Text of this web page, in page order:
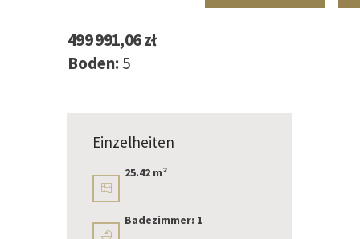
499 991,06 zł
Boden: 5
Einzelheiten
25.42 m2
Badezimmer: 1